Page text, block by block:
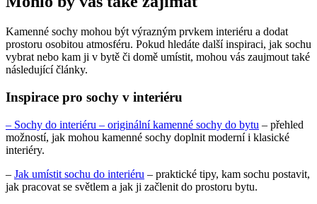
Kamenné sochy mohou být výrazným prvkem interiéru a dodat
prostoru osobitou atmosféru. Pokud hledáte další inspiraci, jak sochu
vybrat nebo kam ji v bytě či domě umístit, mohou vás zaujmout také
následující články.
Inspirace pro sochy v interiéru
– Sochy do interiéru – originální kamenné sochy do bytu – přehled
možností, jak mohou kamenné sochy doplnit moderní i klasické
interiéry.
– Jak umístit sochu do interiéru – praktické tipy, kam sochu postavit,
jak pracovat se světlem a jak ji začlenit do prostoru bytu.